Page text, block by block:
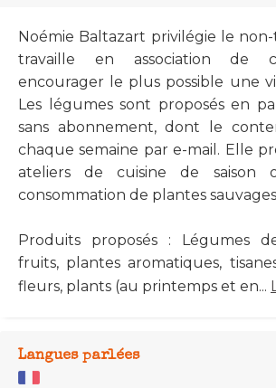
Noémie Baltazart privilégie le
travaille en association de
encourager le plus possible une
Les légumes sont proposés en
sans abonnement, dont le
chaque semaine par e-mail. Elle
ateliers de cuisine de saison
consommation de plantes
Produits proposés : Légumes
fruits, plantes aromatiques,
fleurs, plants (au printemps et en...
Langues parlées